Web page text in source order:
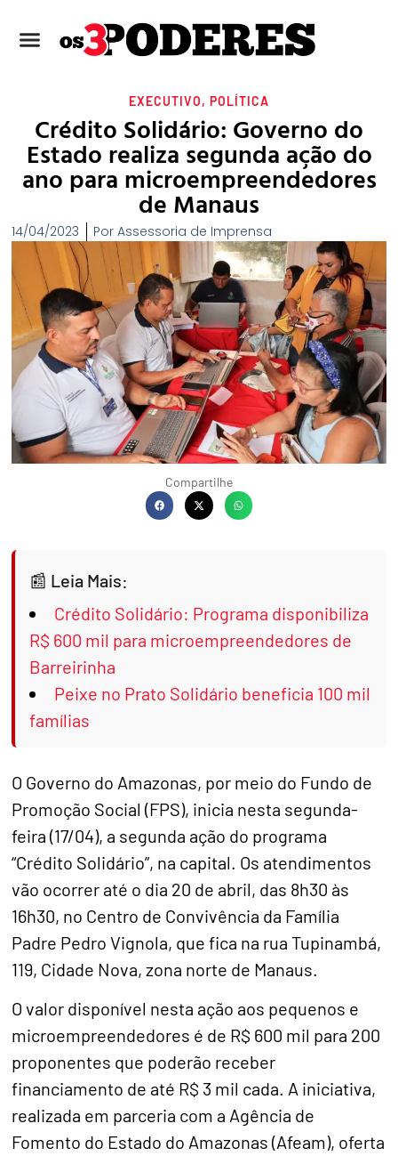
EXECUTIVO, POLÍTICA
Crédito Solidário: Governo do
Estado realiza segunda ação do
ano para microempreendedores
de Manaus
14/04/2023 Por Assessoria de Imprensa
Compartilhe
Leia Mais:
Crédito Solidário: Programa disponibiliza
R$ 600 mil para microempreendedores de
Barreirinha
Peixe no Prato Solidário beneficia 100 mil
famílias
O Governo do Amazonas, por meio do Fundo de
Promoção Social (FPS), inicia nesta segunda-
feira (17/04), a segunda ação do programa
“Crédito Solidário”, na capital. Os atendimentos
vão ocorrer até o dia 20 de abril, das 8h30 às
16h30, no Centro de Convivência da Família
Padre Pedro Vignola, que fica na rua Tupinambá,
119, Cidade Nova, zona norte de Manaus.
O valor disponível nesta ação aos pequenos e
microempreendedores é de R$ 600 mil para 200
proponentes que poderão receber
financiamento de até R$ 3 mil cada. A iniciativa,
realizada em parceria com a Agência de
Fomento do Estado do Amazonas (Afeam), oferta